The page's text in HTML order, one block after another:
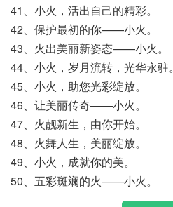
41、小火，活出自己的精彩。
42、保护最初的你——小火。
43、火出美丽新姿态——小火。
44、小火，岁月流转，光华永驻。
45、小火，助您光彩绽放。
46、让美丽传奇——小火。
47、火靓新生，由你开始。
48、火舞人生，美丽绽放。
49、小火，成就你的美。
50、五彩斑斓的火——小火。